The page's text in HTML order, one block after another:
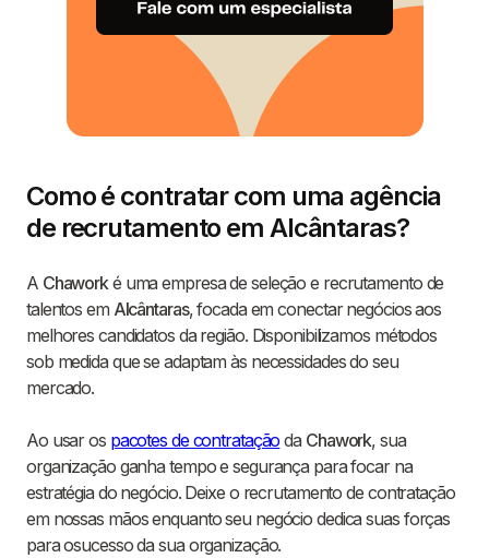
Como é contratar com uma agência
de recrutamento em Alcântaras?
A Chaworké uma empresa de seleção e recrutamento de
talentos em Alcântaras, focada em conectar negócios aos
melhores candidatos da região. Disponibilizamos métodos
sob medida que se adaptam às necessidades do seu
mercado.
Ao usar os pacotes de contratação da Chawork, sua
organização ganha tempo e segurança para focar na
estratégia do negócio. Deixe o recrutamento de contratação
em nossas mãos enquanto seu negócio dedica suas forças
para osucesso da sua organização.